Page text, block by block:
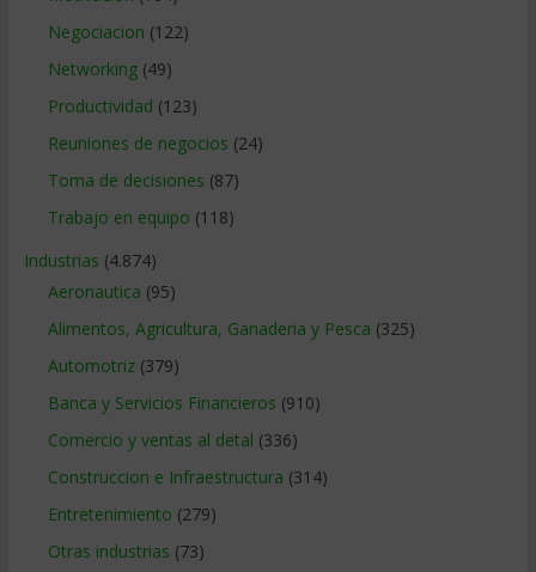
Negociacion (122)
Networking(49)
Productividad (123)
Reuniones de negocios (24)
Toma de decisiones (87)
Trabajo en equipo (118)
Industrias (4.874)
Aeronautica (95)
Alimentos, Agricultura, Ganaderia y Pesca (325)
Automotriz(379)
Banca y Servicios Financieros (910)
Comercio y ventas al detal (336)
Construccion e Infraestructura (314)
Entretenimiento (279)
Otras industrias (73)